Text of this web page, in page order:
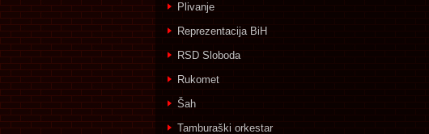
Plivanje
Reprezentacija BiH
RSD Sloboda
Rukomet
Šah
Tamburaški orkestar